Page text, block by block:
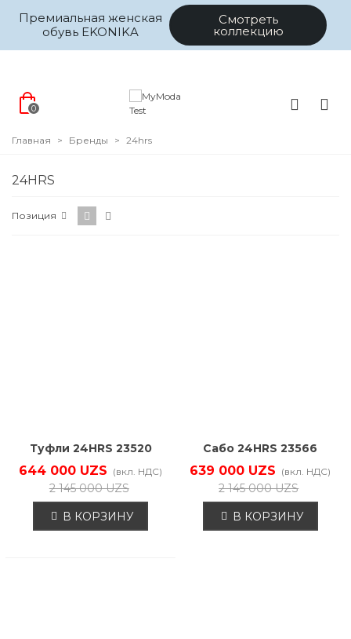
Премиальная женская
обувь EKONIKA
Смотреть
коллекцию
0
Главная > Бренды > 24hrs
Категории
24HRS
Позиция
Туфли 24HRS 23520
644 000 UZS (вкл. НДС)
2 145 000 UZS
В КОРЗИНУ
Сабо 24HRS 23566
639 000 UZS (вкл. НДС)
2 145 000 UZS
В КОРЗИНУ